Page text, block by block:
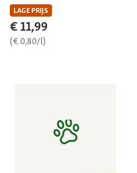
LAGE PRIJS
€ 11,99
(€ 0,80/l)